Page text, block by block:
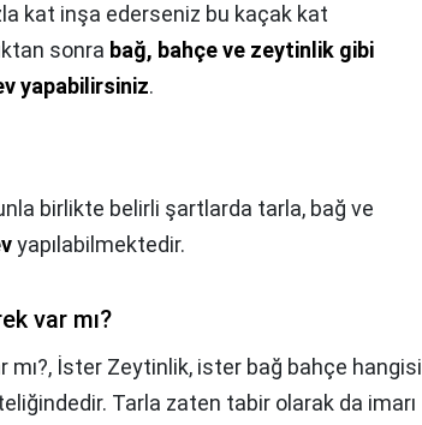
kat inşa ederseniz bu kaçak kat
sonra bağ, bahçe ve zeytinlik gibi
yapabilirsiniz.
birlikte belirli şartlarda tarla, bağ ve
yapılabilmektedir.
var mı?
mı?, İster Zeytinlik, ister bağ bahçe hangisi
Tarla zaten tabir olarak da imarı